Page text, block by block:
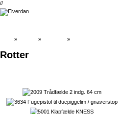
//
» » »
Rotter